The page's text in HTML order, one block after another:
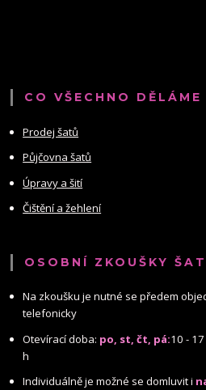
CO VŠECHNO DĚLÁME
Prodej šatů
Půjčovna šatů
Úpravy a šití
Čištění a žehlení
OSOBNÍ ZKOUŠKY
Na zkoušku je nutné se předem
telefonicky
Otevírací doba: po, st, čt, pá:10 -
h
Individuálně je možné se domluvit i